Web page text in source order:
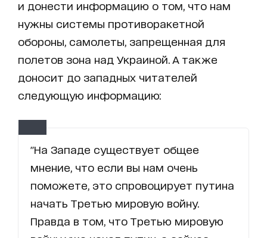
и донести информацию о том, что нам
нужны системы противоракетной
обороны, самолеты, запрещенная для
полетов зона над Украиной. А также
доносит до западных читателей
следующую информацию:
"На Западе существует общее
мнение, что если вы нам очень
поможете, это спровоцирует путина
начать Третью мировую войну.
Правда в том, что Третью мировую